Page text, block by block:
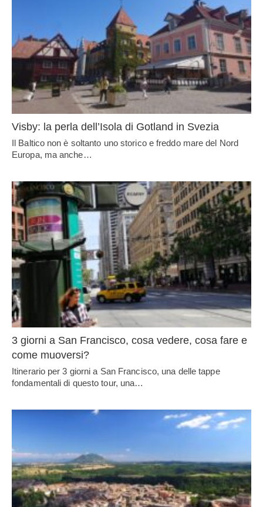
Visby: la perla dell’Isola di Gotland in Svezia
Il Baltico non è soltanto uno storico e freddo mare del Nord
Europa, ma anche…
3 giorni a San Francisco, cosa vedere, cosa fare e
come muoversi?
Itinerario per 3 giorni a San Francisco, una delle tappe
fondamentali di questo tour, una…